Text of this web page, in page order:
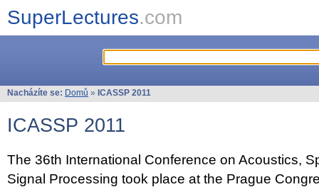
SuperLectures.com
Nacházíte se: Domů » ICASSP 2011
ICASSP 2011
The 36th International Conference on Acoustics,
Signal Processing took place at the Prague